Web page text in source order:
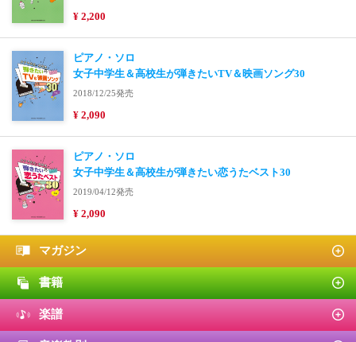
¥ 2,200
ピアノ・ソロ
女子中学生＆高校生が弾きたいTV＆映画ソング30
2018/12/25発売
¥ 2,090
ピアノ・ソロ
女子中学生＆高校生が弾きたい恋うたベスト30
2019/04/12発売
¥ 2,090
マガジン
書籍
楽譜